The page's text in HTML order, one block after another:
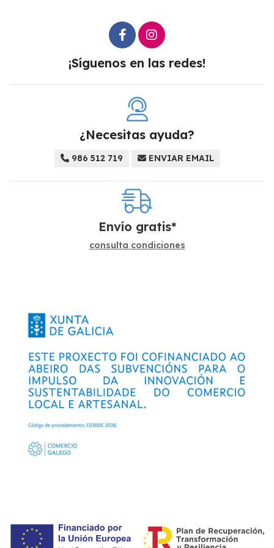
¡Síguenos en las redes!
¿Necesitas ayuda?
986 512 719 ENVIAR EMAIL
Envío gratis*
consulta condiciones